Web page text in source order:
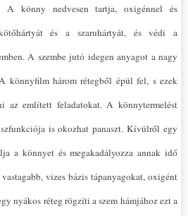
A könny nedvesen tartja, oxigénnel és
és a szaruhártyát, és védi a
A szembe jutó idegen anyagot a nagy
könnyfilm három rétegből épül fel, s ezek
az említett feladatokat. A könnytermelést
is okozhat panaszt. Kívülről egy
a könnyet és megakadályozza annak idő
vizes bázis tápanyagokat, oxigént
nyákos réteg rögzíti a szem hámjához ezt a